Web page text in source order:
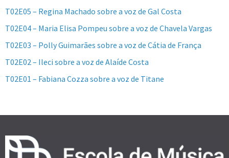
T02E05 – Regina Machado sobre a voz de Gal Costa
T02E04 – Maria Elisa Pompeu sobre a voz de Chavela Vargas
T02E03 – Polly Guimarães sobre a voz de Cátia de França
T02E02 – Ileci sobre a voz de Alaíde Costa
T02E01 – Fabiana Cozza sobre a voz de Titane